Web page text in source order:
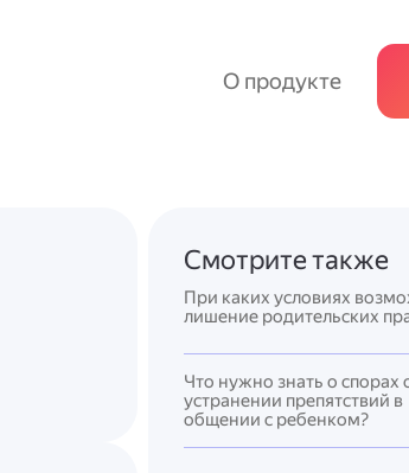
О продукте
Смотрите также
При каких условиях возможно
лишение родительских
Что нужно знать о спорах об
устранении препятствий в
общении с ребенком?